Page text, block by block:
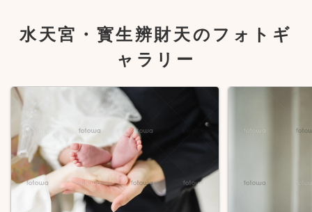
水天宮・寳生辨財天のフォトギ
ャラリー